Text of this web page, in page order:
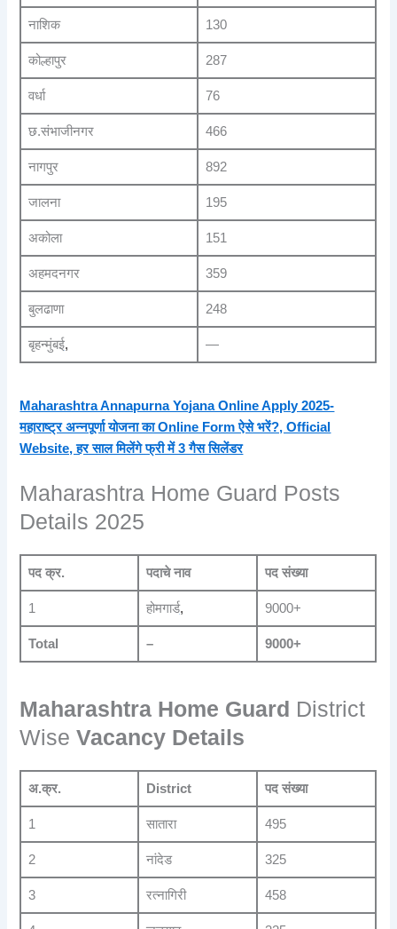
नाशिक 130
कोल्हापुर 287
वर्धा 76
छ.संभाजीनगर 466
नागपुर 892
जालना 195
अकोला 151
अहमदनगर 359
बुलढाणा 248
बृहन्मुंबई, —
Maharashtra Annapurna Yojana Online Apply 2025-
महाराष्ट्र अन्नपूर्णा योजना का Online Form ऐसे भरें?, Official
Website, हर साल मिलेंगे फ्री में 3 गैस सिलेंडर
Maharashtra Home Guard Posts
Details 2025
पद क्र. पदाचे नाव पद संख्या
1 होमगार्ड, 9000+
Total – 9000+
Maharashtra Home Guard District
WiseVacancy Details
अ.क्र. District पद संख्या
1 सातारा 495
2 नांदेड 325
3 रत्नागिरी 458